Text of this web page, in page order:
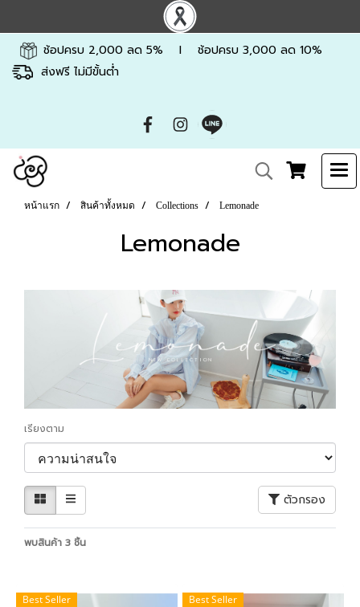
ช้อปครบ 2,000 ลด 5% l ช้อปครบ 3,000 ลด 10%
ส่งฟรี ไม่มีขั้นต่ำ
หน้าแรก สินค้าทั้งหมด Collections Lemonade
Lemonade
เรียงตาม
ตัวกรอง
พบสินค้า 3 ชิ้น
Best Seller Best Seller